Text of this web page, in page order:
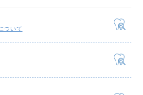
ついて